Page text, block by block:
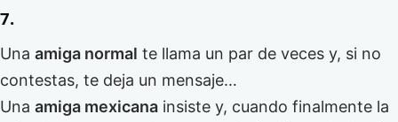
7.
Una amiga normal te llama un par de veces y, si no
contestas, te deja un mensaje…
Una amiga mexicana insiste y, cuando finalmente la